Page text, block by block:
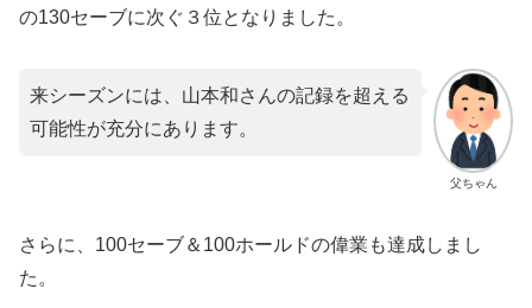
の130セーブに次ぐ３位となりました。
父ちゃん
来シーズンには、山本和さんの記録を超える
可能性が充分にあります。
さらに、100セーブ＆100ホールドの偉業も達成しまし
た。